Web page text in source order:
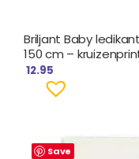
Briljant Baby
150 cm –
12.95
Save